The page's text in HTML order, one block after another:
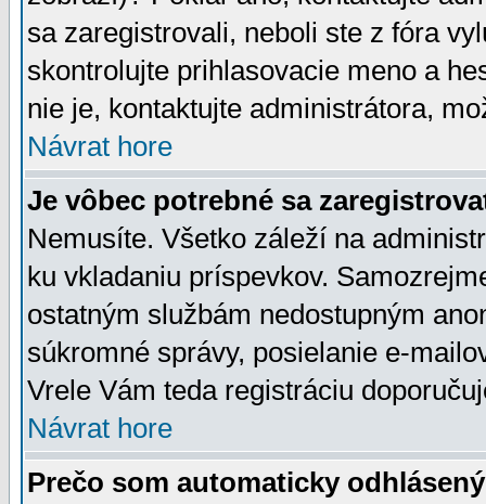
sa zaregistrovali, neboli ste z fóra
skontrolujte prihlasovacie meno a
nie je, kontaktujte administrátora,
Návrat hore
Je vôbec potrebné sa
Nemusíte. Všetko záleží na
ku vkladaniu príspevkov.
ostatným službám nedostupným
súkromné správy, posielanie e-
Vrele Vám teda registráciu
Návrat hore
Prečo som automaticky